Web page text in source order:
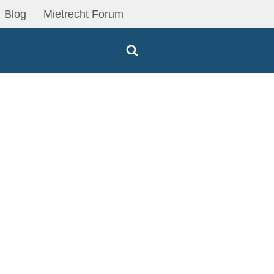
Blog Mietrecht Forum